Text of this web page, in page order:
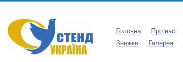
Головна Про нас
Знижки
Галерея